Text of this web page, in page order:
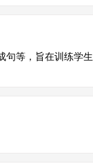
句等，旨在训练学生